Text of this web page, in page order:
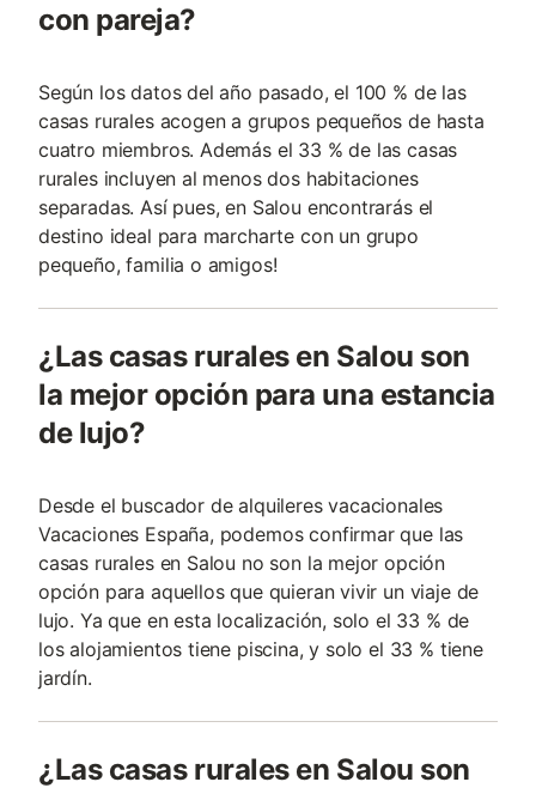
con pareja?
Según los datos del año pasado, el 100 % de las
casas rurales acogen a grupos pequeños de hasta
cuatro miembros. Además el 33 % de las casas
rurales incluyen al menos dos habitaciones
separadas. Así pues, en Salou encontrarás el
destino ideal para marcharte con un grupo
pequeño, familia o amigos!
¿Las casas rurales en Salou son
la mejor opción para una estancia
de lujo?
Desde el buscador de alquileres vacacionales
Vacaciones España, podemos confirmar que las
casas rurales en Salou no son la mejor opción
opción para aquellos que quieran vivir un viaje de
lujo. Ya que en esta localización, solo el 33 % de
los alojamientos tiene piscina, y solo el 33 % tiene
jardín.
¿Las casas rurales en Salou son